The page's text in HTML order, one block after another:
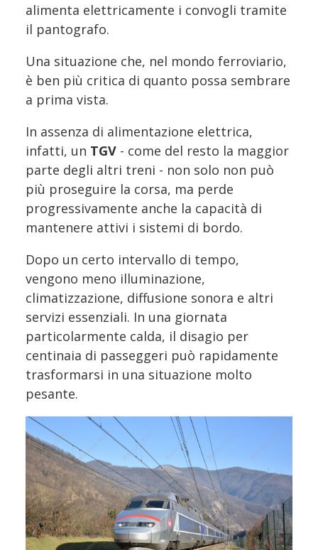
alimenta elettricamente i convogli tramite
il pantografo.
Una situazione che, nel mondo ferroviario,
è ben più critica di quanto possa sembrare
a prima vista.
In assenza di alimentazione elettrica,
infatti, un TGV - come del resto la maggior
parte degli altri treni - non solo non può
più proseguire la corsa, ma perde
progressivamente anche la capacità di
mantenere attivi i sistemi di bordo.
Dopo un certo intervallo di tempo,
vengono meno illuminazione,
climatizzazione, diffusione sonora e altri
servizi essenziali. In una giornata
particolarmente calda, il disagio per
centinaia di passeggeri può rapidamente
trasformarsi in una situazione molto
pesante.